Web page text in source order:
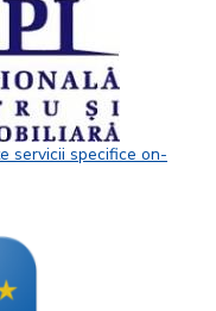
servicii specifice on-